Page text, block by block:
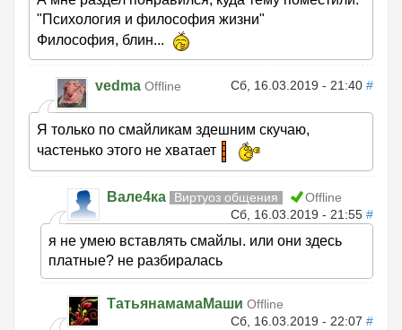
"Психология и философия жизни"
Философия, блин...
vedma Offline Сб, 16.03.2019 - 21:40 #
Я только по смайликам здешним скучаю,
частенько этого не хватает
Вале4ка Виртуоз общения
Offline
Сб, 16.03.2019 - 21:55 #
я не умею вставлять смайлы. или они здесь
платные? не разбиралась
ТатьянамамаМаши Offline
Сб, 16.03.2019 - 22:07 #